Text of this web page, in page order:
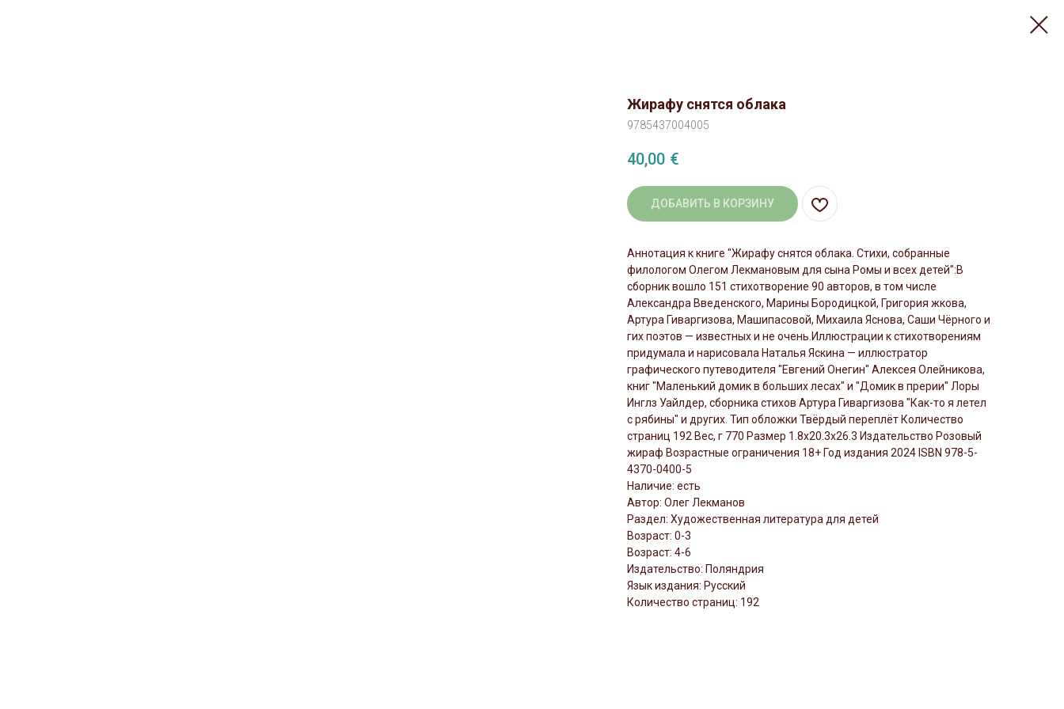
Жирафу снятся облака
9785437004005
40,00 €
ДОБАВИТЬ В КОРЗИНУ
Аннотация к книге "Жирафу снятся облака. Стихи, собранные
филологом Олегом Лекмановым для сына Ромы и всех детей":В
сборник вошло 151 стихотворение 90 авторов, в том числе
Александра Введенского, Марины Бородицкой, Григория жкова,
Артура Гиваргизова, Машипасовой, Михаила Яснова, Саши Чёрного и
гих поэтов — известных и не очень.Иллюстрации к стихотворениям
придумала и нарисовала Наталья Яскина — иллюстратор
графического путеводителя "Евгений Онегин" Алексея Олейникова,
книг "Маленький домик в больших лесах" и "Домик в прерии" Лоры
Инглз Уайлдер, сборника стихов Артура Гиваргизова "Как-то я летел
с рябины" и других. Тип обложки Твёрдый переплёт Количество
страниц 192 Вес, г 770 Размер 1.8x20.3x26.3 Издательство Розовый
жираф Возрастные ограничения 18+ Год издания 2024 ISBN 978-5-
4370-0400-5
Наличие: есть
Автор: Олег Лекманов
Раздел: Художественная литература для детей
Возраст: 0-3
Возраст: 4-6
Издательство: Поляндрия
Язык издания: Русский
Количество страниц: 192